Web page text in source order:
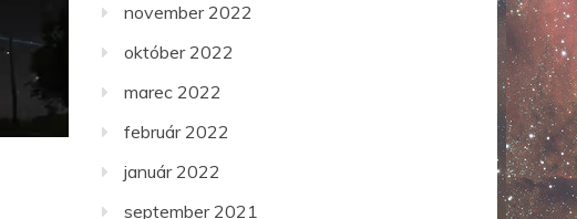
november 2022
október 2022
marec 2022
február 2022
január 2022
september 2021